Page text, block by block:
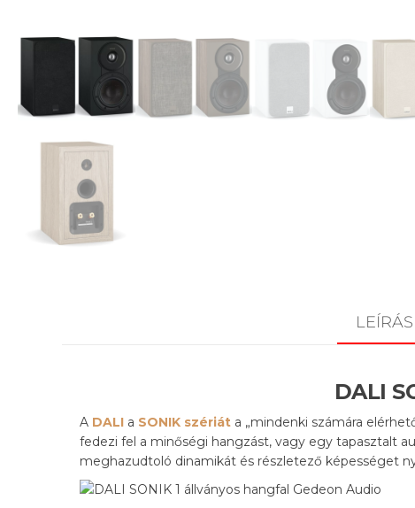
LEÍRÁS
DALI
A DALI a SONIK szériát a „mindenki számára
fedezi fel a minőségi hangzást, vagy egy tapasztalt
meghazudtoló dinamikát és részletező képességet